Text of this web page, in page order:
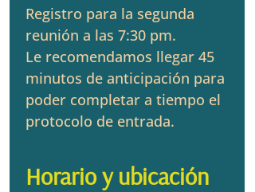
Registro para la segunda
reunión a las 7:30 pm.
Le recomendamos llegar 45
minutos de anticipación para
poder completar a tiempo el
protocolo de entrada.
Horario y ubicación